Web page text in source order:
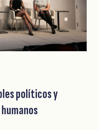
políticos y